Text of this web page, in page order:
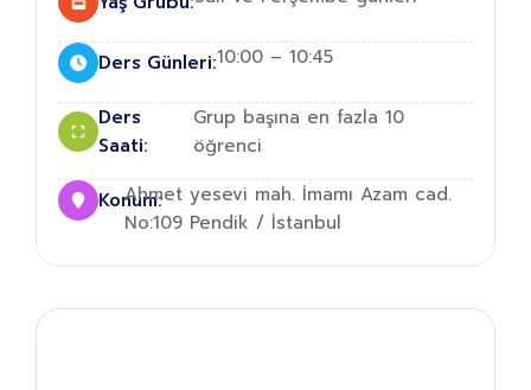
Ders Günleri:10:00 – 10:45
Ders
Saati:
Grup başına en fazla 10
öğrenci
Konum:
Ahmet yesevi mah. İmamı Azam cad.
No:109 Pendik / İstanbul